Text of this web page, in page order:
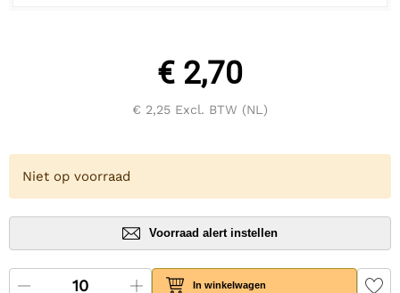
€ 2,70
€ 2,25 Excl. BTW (NL)
Niet op voorraad
Voorraad alert instellen
In winkelwagen